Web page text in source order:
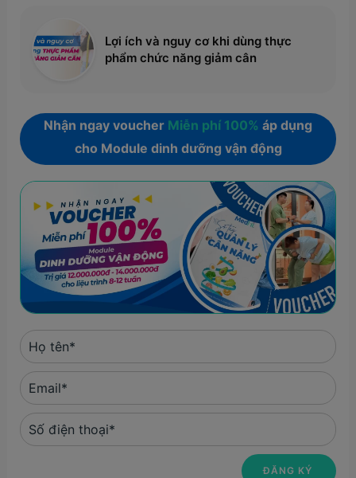
Lợi ích và nguy cơ khi dùng thực
phẩm chức năng giảm cân
Nhận ngay voucher Miễn phí 100% áp dụng
cho Module dinh dưỡng vận động